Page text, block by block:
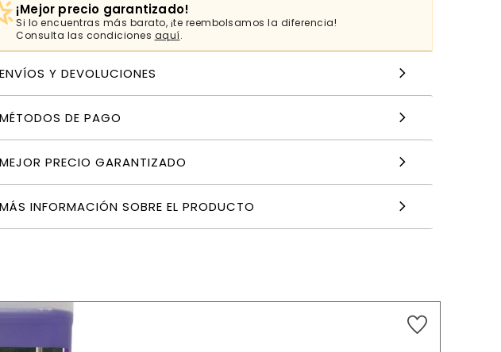
¡Mejor precio garantizado!
Si lo encuentras más barato, ¡te reembolsamos la diferencia!
Consulta las condiciones aquí.
ENVÍOS Y DEVOLUCIONES
MÉTODOS DE PAGO
MEJOR PRECIO GARANTIZADO
MÁS INFORMACIÓN SOBRE EL PRODUCTO